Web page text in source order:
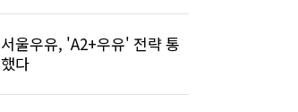
서울우유, 'A2+우유' 전략 통
했다